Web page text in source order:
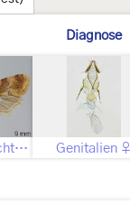
Diagnose
Geschlecht nicht bestimmt Genitalien ♀